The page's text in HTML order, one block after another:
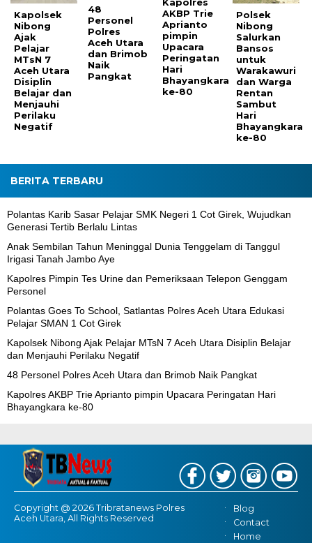
Kapolsek
Nibong
Ajak
Pelajar
MTsN 7
Aceh Utara
Disiplin
Belajar dan
Menjauhi
Perilaku
Negatif
48
Personel
Polres
Aceh Utara
dan Brimob
Naik
Pangkat
AKBP Trie
Aprianto
pimpin
Upacara
Peringatan
Hari
Bhayangkara
ke-80
Polsek
Nibong
Salurkan
Bansos
untuk
Warakawuri
dan Warga
Rentan
Sambut
Hari
Bhayangkara
ke-80
BERITA TERBARU
Polantas Karib Sasar Pelajar SMK Negeri 1 Cot Girek, Wujudkan
Generasi Tertib Berlalu Lintas
Anak Sembilan Tahun Meninggal Dunia Tenggelam di Tanggul
Irigasi Tanah Jambo Aye
Kapolres Pimpin Tes Urine dan Pemeriksaan Telepon Genggam
Personel
Polantas Goes To School, Satlantas Polres Aceh Utara Edukasi
Pelajar SMAN 1 Cot Girek
Kapolsek Nibong Ajak Pelajar MTsN 7 Aceh Utara Disiplin Belajar
dan Menjauhi Perilaku Negatif
48 Personel Polres Aceh Utara dan Brimob Naik Pangkat
Kapolres AKBP Trie Aprianto pimpin Upacara Peringatan Hari
Bhayangkara ke-80
Copyright @ 2026 Tribratanews Polres
Aceh Utara, All Rights Reserved
Blog
Contact
Home